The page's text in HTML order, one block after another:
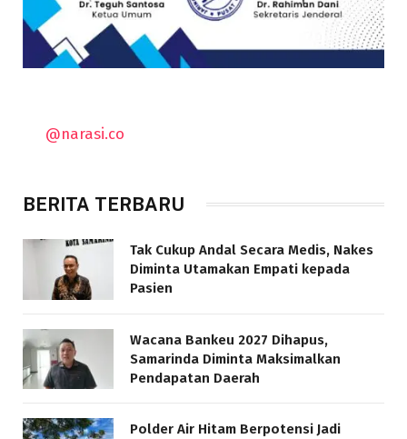
@narasi.co
BERITA TERBARU
Tak Cukup Andal Secara Medis, Nakes
Diminta Utamakan Empati kepada
Pasien
Wacana Bankeu 2027 Dihapus,
Samarinda Diminta Maksimalkan
Pendapatan Daerah
Polder Air Hitam Berpotensi Jadi